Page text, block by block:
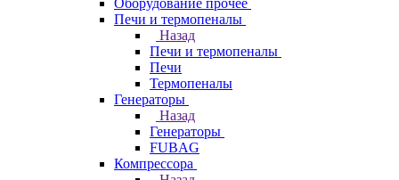
Оборудование прочее
Печи и термопеналы
Назад
Печи и термопеналы
Печи
Термопеналы
Генераторы
Назад
Генераторы
FUBAG
Компрессора